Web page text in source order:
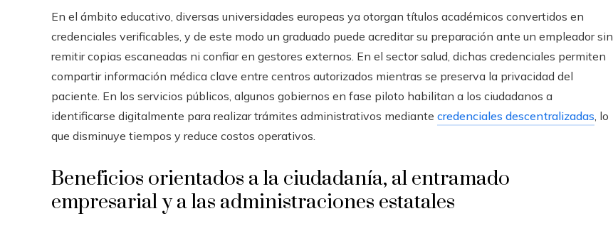
En el ámbito educativo, diversas universidades europeas ya otorgan títulos académicos convertidos en
credenciales verificables, y de este modo un graduado puede acreditar su preparación ante un empleador sin
remitir copias escaneadas ni confiar en gestores externos. En el sector salud, dichas credenciales permiten
compartir información médica clave entre centros autorizados mientras se preserva la privacidad del
paciente. En los servicios públicos, algunos gobiernos en fase piloto habilitan a los ciudadanos a
identificarse digitalmente para realizar trámites administrativos mediante credenciales descentralizadas , lo
que disminuye tiempos y reduce costos operativos.
Beneficios orientados a la ciudadanía, al entramado
empresarial y a las administraciones estatales